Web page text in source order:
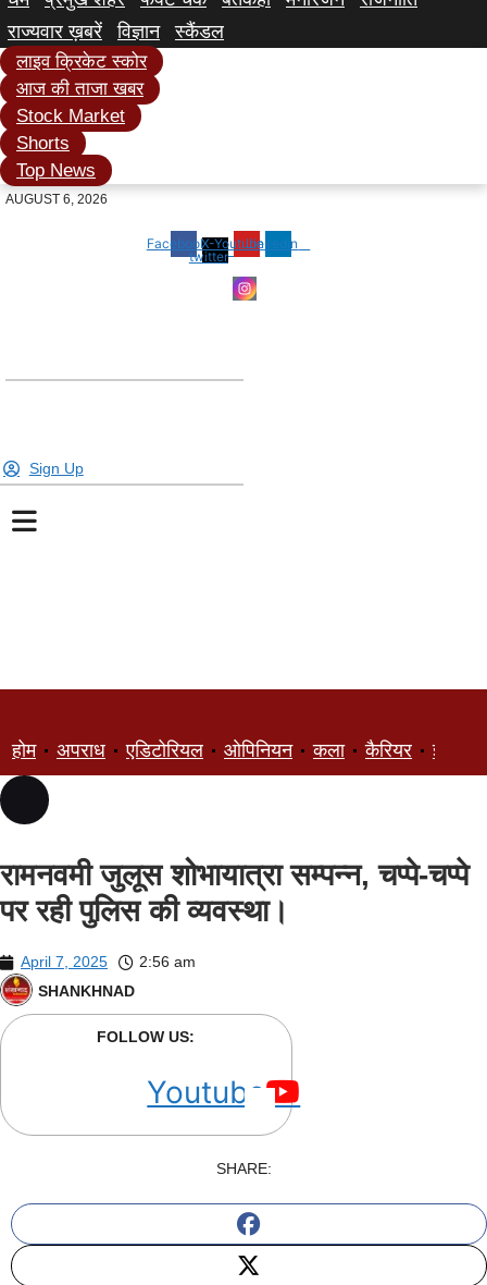
राज्यवार ख़बरें
विज्ञान स्कैंडल
लाइव क्रिकेट स्कोर
आज की ताजा खबर
Stock Market
Shorts
Top News
AUGUST 6, 2026
FacebookX-
twitter
YoutubeLinkedin
Sign Up
होम अपराध एडिटोरियल ओपिनियन कला कैरियर ज्ञान
रामनवमी जुलूस शोभायात्रा सम्पन्न, चप्पे-चप्पे
पर रही पुलिस की व्यवस्था।
April 7, 2025
2:56 am
SHANKHNAD
FOLLOW US:
Youtube
SHARE: